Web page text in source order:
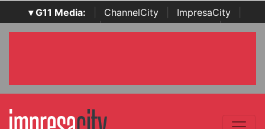
▾ G11 Media: ChannelCity ImpresaCity
SecurityOpenLab | Italian Channel Awards | Italian